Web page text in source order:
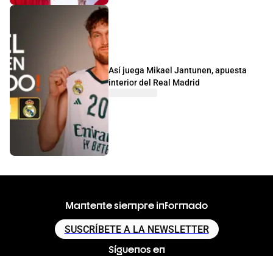
Así juega Mikael Jantunen, apuesta
interior del Real Madrid
Mantente siempre informado
SUSCRÍBETE A LA NEWSLETTER
Síguenos en